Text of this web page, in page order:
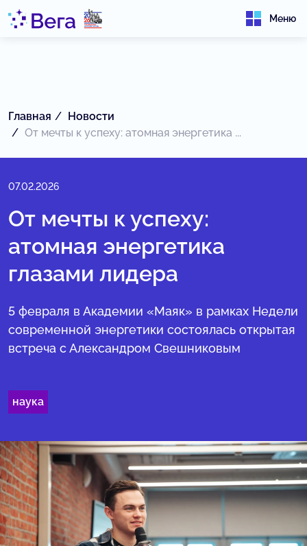
Меню
Главная
Новости
От мечты к успеху: атомная энергетика ...
07.02.2026
От мечты к успеху:
атомная энергетика
глазами лидера
5 февраля в Академии «Маяк» в рамках Недели
современной энергетики состоялась открытая
встреча с Александром Свешниковым
наука